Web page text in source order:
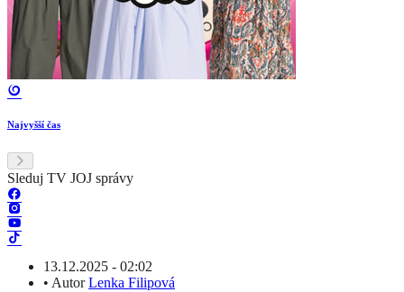
Najvyšší čas
Sleduj TV JOJ správy
13.12.2025 - 02:02
• AutorLenka Filipová